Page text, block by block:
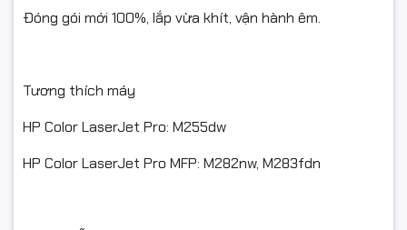
Đóng gói mới 100%, lắp vừa khít, vận hành êm.
Tương thích máy
HP Color LaserJet Pro: M255dw
HP Color LaserJet Pro MFP: M282nw, M283fdn